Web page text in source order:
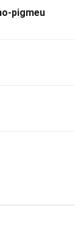
pigmeu